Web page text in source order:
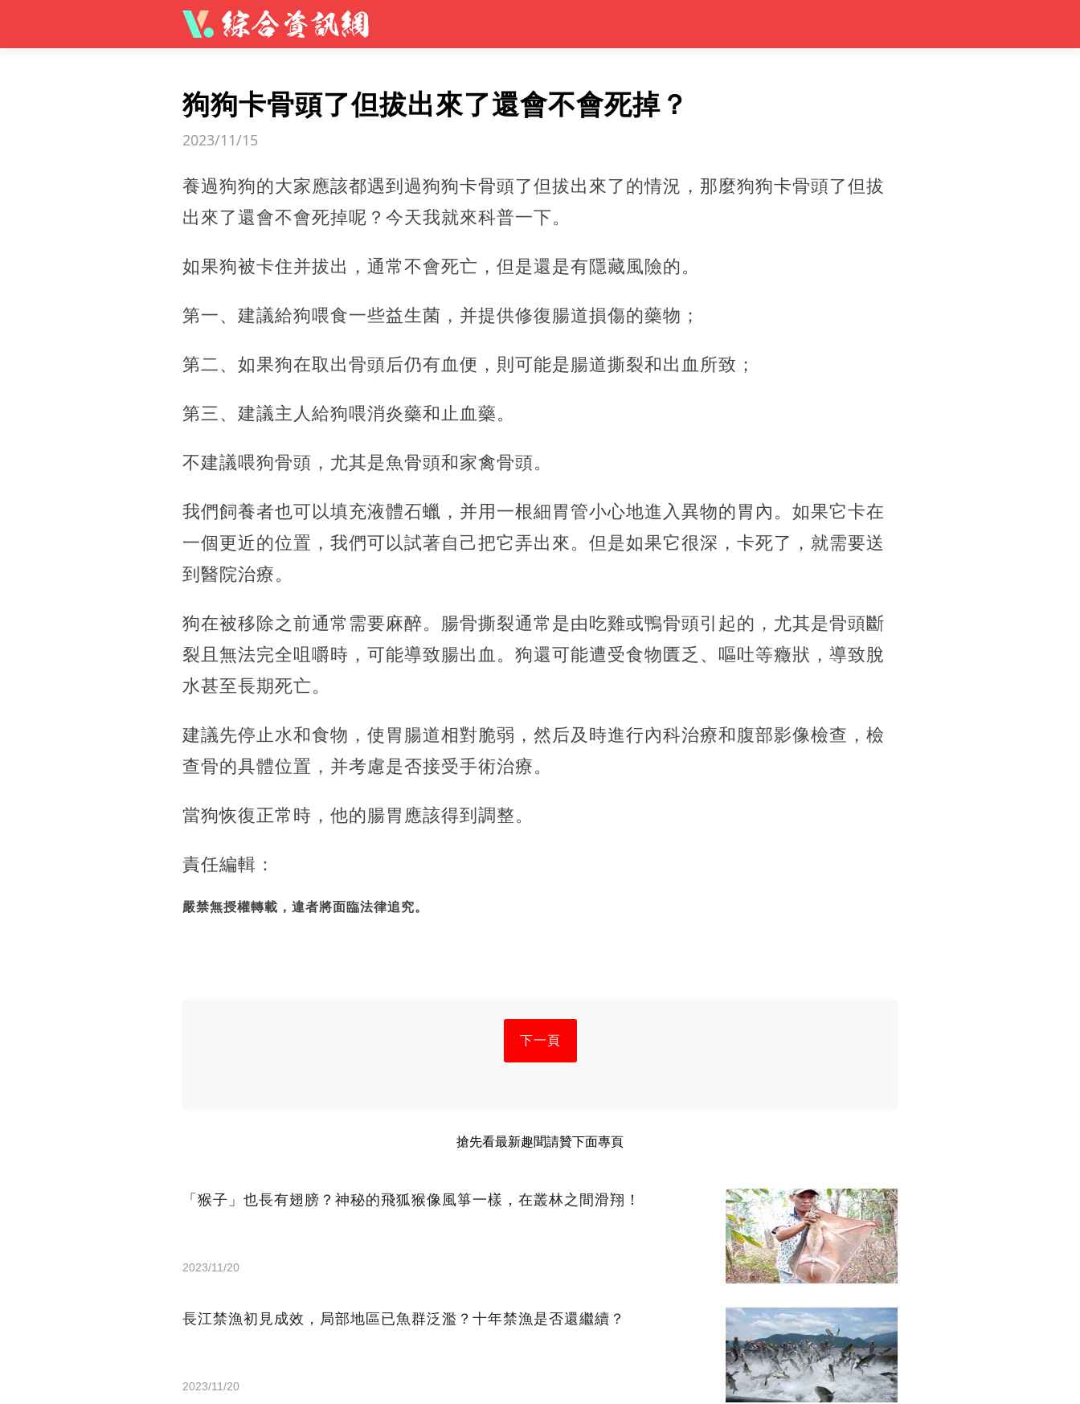
狗狗卡骨頭了但拔出來了還會不會死掉？
2023/11/15
養過狗狗的大家應該都遇到過狗狗卡骨頭了但拔出來了的情況，那麼狗狗卡骨頭了但拔
出來了還會不會死掉呢？今天我就來科普一下。
如果狗被卡住并拔出，通常不會死亡，但是還是有隱藏風險的。
第一、建議給狗喂食一些益生菌，并提供修復腸道損傷的藥物；
第二、如果狗在取出骨頭后仍有血便，則可能是腸道撕裂和出血所致；
第三、建議主人給狗喂消炎藥和止血藥。
不建議喂狗骨頭，尤其是魚骨頭和家禽骨頭。
我們飼養者也可以填充液體石蠟，并用一根細胃管小心地進入異物的胃內。如果它卡在
一個更近的位置，我們可以試著自己把它弄出來。但是如果它很深，卡死了，就需要送
到醫院治療。
狗在被移除之前通常需要麻醉。腸骨撕裂通常是由吃雞或鴨骨頭引起的，尤其是骨頭斷
裂且無法完全咀嚼時，可能導致腸出血。狗還可能遭受食物匱乏、嘔吐等癥狀，導致脫
水甚至長期死亡。
建議先停止水和食物，使胃腸道相對脆弱，然后及時進行內科治療和腹部影像檢查，檢
查骨的具體位置，并考慮是否接受手術治療。
當狗恢復正常時，他的腸胃應該得到調整。
責任編輯：
嚴禁無授權轉載，違者將面臨法律追究。
下一頁
搶先看最新趣聞請贊下面專頁
「猴子」也長有翅膀？神秘的飛狐猴像風箏一樣，在叢林之間滑翔！
2023/11/20
長江禁漁初見成效，局部地區已魚群泛濫？十年禁漁是否還繼續？
2023/11/20